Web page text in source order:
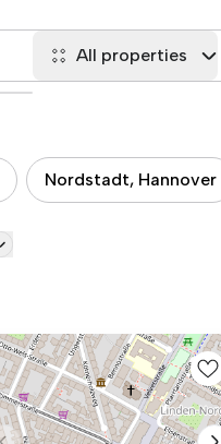
All properties
Nordstadt, Hannover